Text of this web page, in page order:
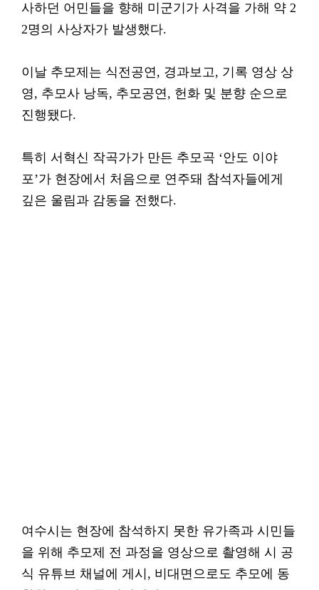
사하던 어민들을 향해 미군기가 사격을 가해 약 2
2명의 사상자가 발생했다.
이날 추모제는 식전공연, 경과보고, 기록 영상 상
영, 추모사 낭독, 추모공연, 헌화 및 분향 순으로
진행됐다.
특히 서혁신 작곡가가 만든 추모곡 ‘안도 이야
포’가 현장에서 처음으로 연주돼 참석자들에게
깊은 울림과 감동을 전했다.
여수시는 현장에 참석하지 못한 유가족과 시민들
을 위해 추모제 전 과정을 영상으로 촬영해 시 공
식 유튜브 채널에 게시, 비대면으로도 추모에 동